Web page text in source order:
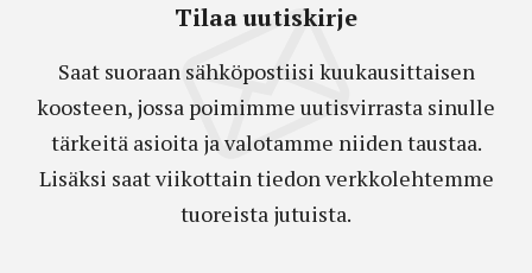
Tilaa uutiskirje
Saat suoraan sähköpostiisi kuukausittaisen
koosteen, jossa poimimme uutisvirrasta sinulle
tärkeitä asioita ja valotamme niiden taustaa.
Lisäksi saat viikottain tiedon verkkolehtemme
tuoreista jutuista.